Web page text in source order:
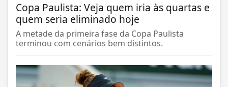
Copa Paulista: Veja quem iria às quartas e
quem seria eliminado hoje
A metade da primeira fase da Copa Paulista
terminou com cenários bem distintos.